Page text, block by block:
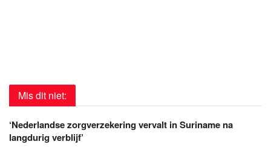
Mis dit niet:
‘Nederlandse zorgverzekering vervalt in Suriname na
langdurig verblijf’